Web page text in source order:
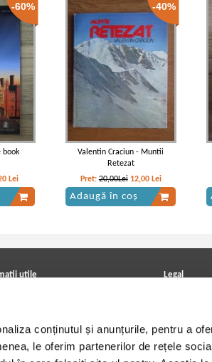
conținutul și anunțurile, pentru a
le oferim partenerilor de rețele
-60%
book
Lei
-40%
Valentin Craciun - Muntii
Retezat
Pret:20,00Lei 12,00 Lei
Adaugă în coș
utile
viniluri, casete, CD/DVD
de livrare
Legal
Termeni si
Utilizare